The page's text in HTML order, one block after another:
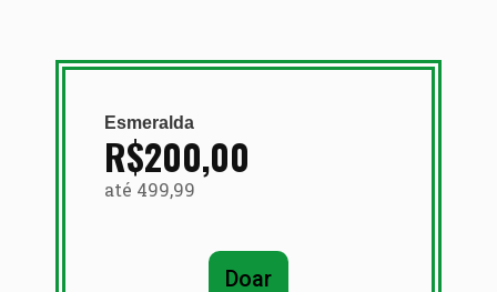
Esmeralda
R$200,00
até 499,99
Doar